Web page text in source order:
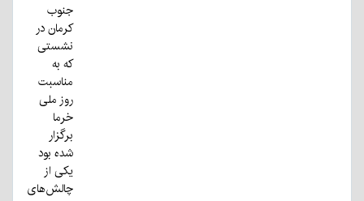
جنوب
کرمان در
نشستی
که به
مناسبت
روز ملی
خرما
برگزار
شده بود
یکی از
چالش‌های